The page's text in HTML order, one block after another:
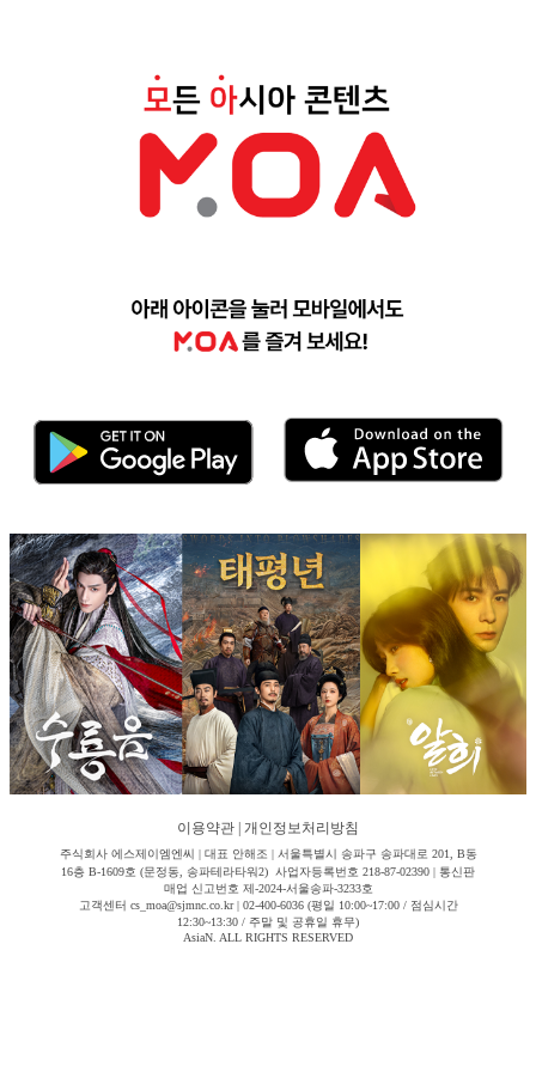
이용약관 개인정보처리방침
주식회사 에스제이엠엔씨 | 대표 안해조 | 서울특별시 송파구 송파대로 201, B동
16층 B-1609호 (문정동, 송파테라타워2) 사업자등록번호 218-87-02390 | 통신판
매업 신고번호 제-2024-서울송파-3233호
고객센터 cs_moa@sjmnc.co.kr | 02-400-6036 (평일 10:00~17:00 / 점심시간
12:30~13:30 / 주말 및 공휴일 휴무)
AsiaN. ALL RIGHTS RESERVED